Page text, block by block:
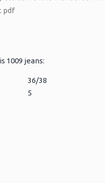
1009 jeans:
36/38
5